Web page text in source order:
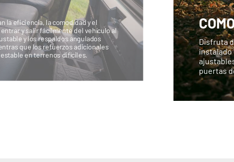
la eficiencia, la comodidad y el
y salir fácilmente del vehículo al
y los respaldos angulados
que los refuerzos adicionales
en terrenos difíciles.
Disfruta
instalado
puertas